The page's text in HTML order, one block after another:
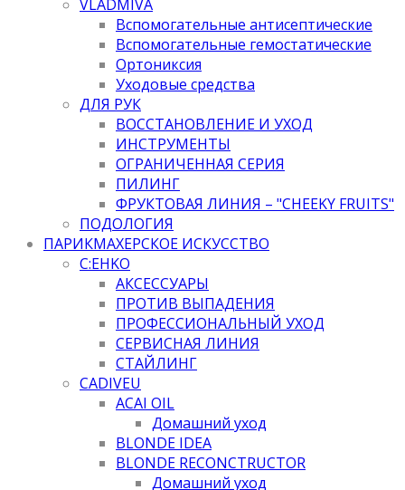
VLADMIVA
Вспомогательные антисептические
Вспомогательные гемостатические
Ортониксия
Уходовые средства
ДЛЯ РУК
ВОССТАНОВЛЕНИЕ И УХОД
ИНСТРУМЕНТЫ
ОГРАНИЧЕННАЯ СЕРИЯ
ПИЛИНГ
ФРУКТОВАЯ ЛИНИЯ – "CHEEKY FRUITS"
ПОДОЛОГИЯ
ПАРИКМАХЕРСКОЕ ИСКУССТВО
C:EHKO
АКСЕССУАРЫ
ПРОТИВ ВЫПАДЕНИЯ
ПРОФЕССИОНАЛЬНЫЙ УХОД
СЕРВИСНАЯ ЛИНИЯ
СТАЙЛИНГ
CADIVEU
ACAI OIL
Домашний уход
BLONDE IDEA
BLONDE RECONCTRUCTOR
Домашний уход